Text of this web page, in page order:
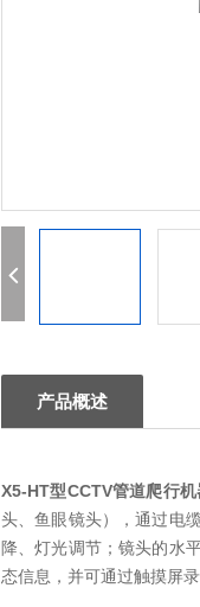
产品概述
X5-HT型CCTV管道爬行机
头、鱼眼镜头），通过电
降、灯光调节；镜头的水
态信息，并可通过触摸屏